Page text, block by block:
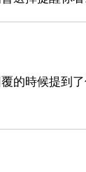
的時候提到